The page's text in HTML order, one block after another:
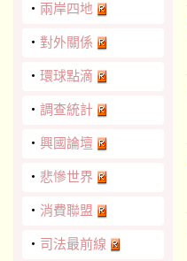
‧ 兩岸四地
‧ 對外關係
‧ 環球點滴
‧ 調查統計
‧ 興國論壇
‧ 悲慘世界
‧ 消費聯盟
‧ 司法最前線